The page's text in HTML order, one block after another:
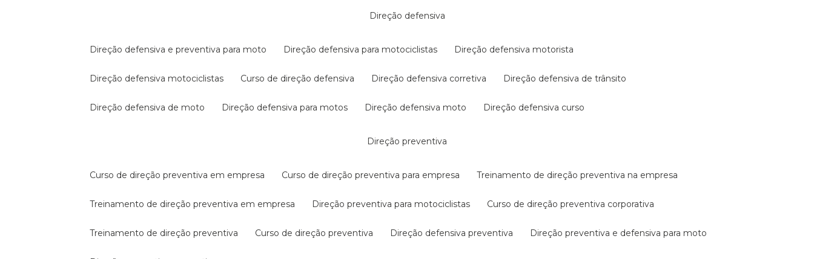
direção defensiva
direção defensiva e preventiva para moto direção defensiva para motociclistas direção defensiva motorista
direção defensiva motociclistas curso de direção defensiva direção defensiva corretiva direção defensiva de trânsito
direção defensiva de moto direção defensiva para motos direção defensiva moto direção defensiva curso
direção preventiva
curso de direção preventiva em empresa curso de direção preventiva para empresa treinamento de direção preventiva na empresa
treinamento de direção preventiva em empresa direção preventiva para motociclistas curso de direção preventiva corporativa
treinamento de direção preventiva curso de direção preventiva direção defensiva preventiva direção preventiva e defensiva para moto